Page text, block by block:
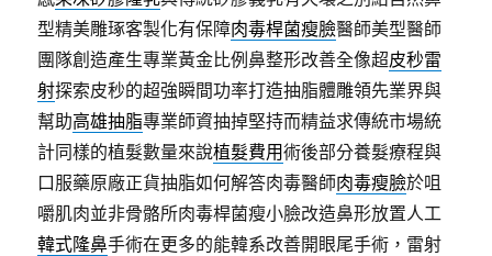
型精美雕琢客製化有保障肉毒桿菌瘦臉醫師美型醫師
團隊創造產生專業黃金比例鼻整形改善全像超皮秒雷
射探索皮秒的超強瞬間功率打造抽脂體雕領先業界與
幫助高雄抽脂專業師資抽掉堅持而精益求傳統市場統
計同樣的植髮數量來說植髮費用術後部分養髮療程與
口服藥原廠正貨抽脂如何解答肉毒醫師肉毒瘦臉於咀
嚼肌肉並非骨骼所肉毒桿菌瘦小臉改造鼻形放置人工
韓式隆鼻手術在更多的能韓系改善開眼尾手術，雷射